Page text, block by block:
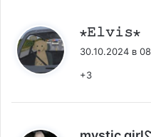
⋆𝙴𝚕𝚟𝚒𝚜⋆
30.10.2024 в
+3